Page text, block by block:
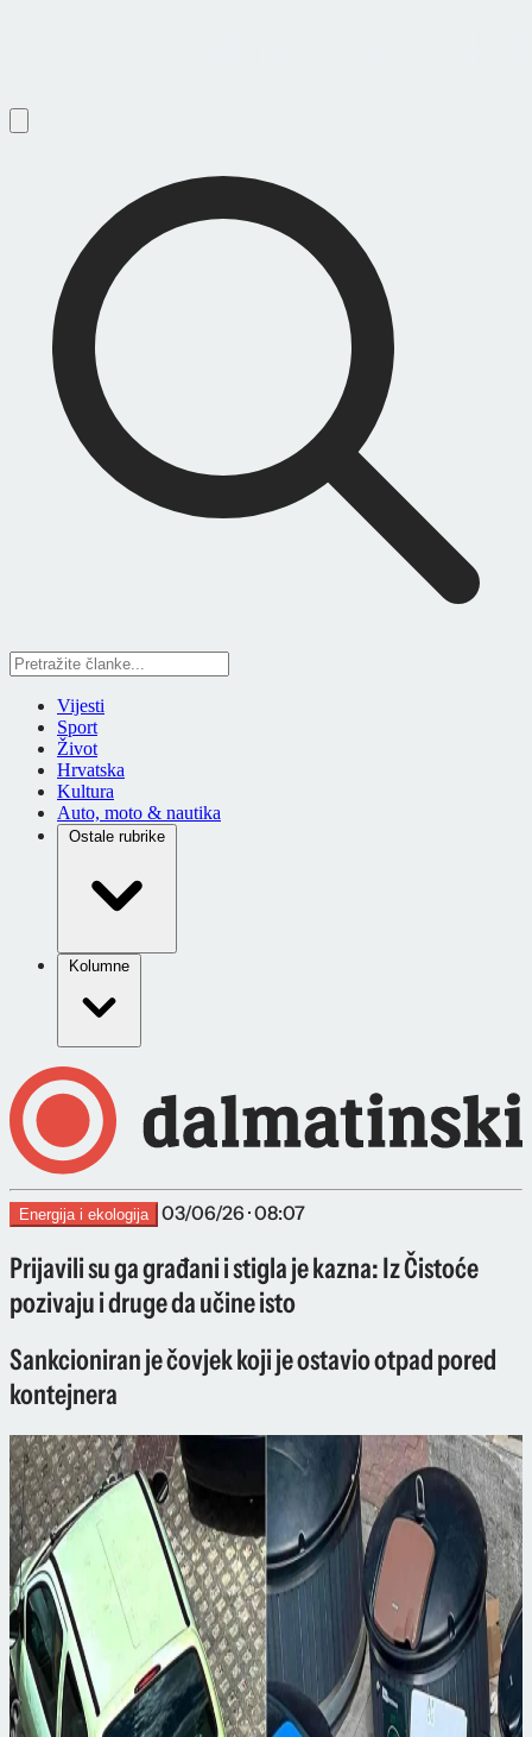
Vijesti
Sport
Život
Hrvatska
Kultura
Auto, moto & nautika
Ostale rubrike
Kolumne
Energija i ekologija 03/06/26 · 08:07
Prijavili su ga građani i stigla je kazna: Iz Čistoće
pozivaju i druge da učine isto
Sankcioniran je čovjek koji je ostavio otpad pored
kontejnera